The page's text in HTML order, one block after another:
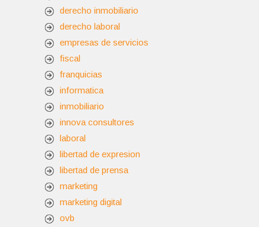
derecho inmobiliario
derecho laboral
empresas de servicios
fiscal
franquicias
informatica
inmobiliario
innova consultores
laboral
libertad de expresion
libertad de prensa
marketing
marketing digital
ovb